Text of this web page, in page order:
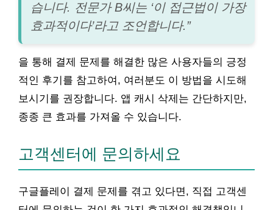
습니다. 전문가 B씨는 ‘이 접근법이 가장
효과적이다’라고 조언합니다.”
을 통해 결제 문제를 해결한 많은 사용자들의 긍정
적인 후기를 참고하여, 여러분도 이 방법을 시도해
보시기를 권장합니다. 앱 캐시 삭제는 간단하지만,
종종 큰 효과를 가져올 수 있습니다.
고객센터에 문의하세요
구글플레이 결제 문제를 겪고 있다면, 직접 고객센